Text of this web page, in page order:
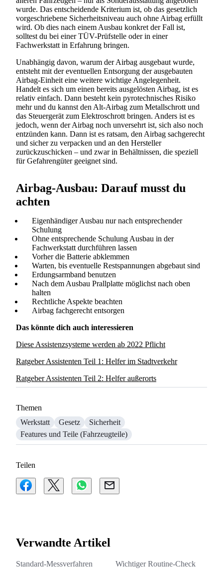
wurde. Das entscheidende Kriterium ist, ob das gesetzlich
vorgeschriebene Sicherheitsniveau auch ohne Airbag erfüllt
wird. Ob dies nach einem Ausbau konkret der Fall ist,
solltest du bei einer TÜV-Prüfstelle oder in einer
Fachwerkstatt in Erfahrung bringen.
Unabhängig davon, warum der Airbag ausgebaut wurde,
entsteht mit der eventuellen Entsorgung der ausgebauten
Airbag-Einheit eine weitere wichtige Angelegenheit.
Handelt es sich um einen bereits ausgelösten Airbag, ist es
relativ einfach. Dann besteht kein pyrotechnisches Risiko
mehr und du kannst den Alt-Airbag zum Metallschrott und
das Steuergerät zum Elektroschrott bringen. Anders ist es
jedoch, wenn der Airbag noch unversehrt ist, sich also noch
entzünden kann. Dann ist es ratsam, den Airbag sachgerecht
und sicher zu verpacken und an den Hersteller
zurückzuschicken – und zwar in Behältnissen, die speziell
für Gefahrengüter geeignet sind.
Airbag-Ausbau: Darauf musst du
achten
Eigenhändiger Ausbau nur nach entsprechender
Schulung
Ohne entsprechende Schulung Ausbau in der
Fachwerkstatt durchführen lassen
Vorher die Batterie abklemmen
Warten, bis eventuelle Restspannungen abgebaut sind
Erdungsarmband benutzen
Nach dem Ausbau Prallplatte möglichst nach oben
halten
Rechtliche Aspekte beachten
Airbag fachgerecht entsorgen
Das könnte dich auch interessieren
Diese Assistenzsysteme werden ab 2022 Pflicht
Ratgeber Assistenten Teil 1: Helfer im Stadtverkehr
Ratgeber Assistenten Teil 2: Helfer außerorts
Themen
Werkstatt
Gesetz
Sicherheit
Features und Teile (Fahrzeugteile)
Teilen
Verwandte Artikel
Standard-Messverfahren Wichtiger Routine-Check